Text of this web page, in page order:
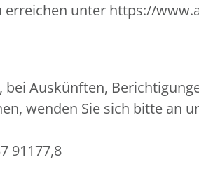
erreichen unter https://
Auskünften,
wenden Sie sich bitte an
91177,8